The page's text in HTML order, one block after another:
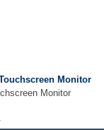
Monitor
Monitor